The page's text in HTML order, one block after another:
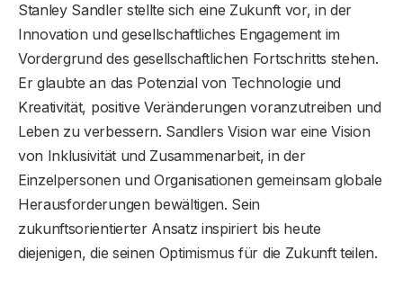
Stanley Sandler stellte sich eine Zukunft vor, in der
Innovation und gesellschaftliches Engagement im
Vordergrund des gesellschaftlichen Fortschritts stehen.
Er glaubte an das Potenzial von Technologie und
Kreativität, positive Veränderungen voranzutreiben und
Leben zu verbessern. Sandlers Vision war eine Vision
von Inklusivität und Zusammenarbeit, in der
Einzelpersonen und Organisationen gemeinsam globale
Herausforderungen bewältigen. Sein
zukunftsorientierter Ansatz inspiriert bis heute
diejenigen, die seinen Optimismus für die Zukunft teilen.